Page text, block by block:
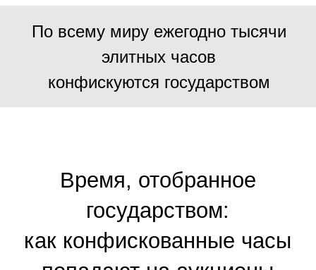
Швейцарские часы — это
инвестиций. Однако не все
эти бесценные механизмы
попадают на запястья
своих владельцы
как конфискованные часы
попадают на аукционы